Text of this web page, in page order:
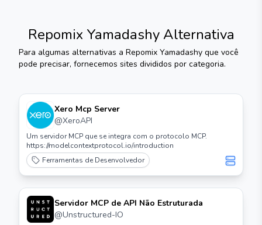
Repomix Yamadashy Alternativa
Para algumas alternativas a Repomix Yamadashy que você
pode precisar, fornecemos sites divididos por categoria.
Xero Mcp Server
@XeroAPI
Um servidor MCP que se integra com o protocolo MCP.
https://modelcontextprotocol.io/introduction
Ferramentas de Desenvolvedor
Servidor MCP de API Não Estruturada
@Unstructured-IO